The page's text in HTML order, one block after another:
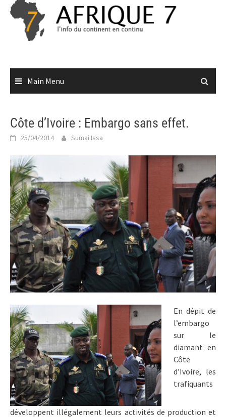
Skip
content
Main Menu
Côte d’Ivoire : Embargo sans effet.
25/04/2014 Sumai Issa
En dépit de
l’embargo
sur le
diamant en
Côte
d’Ivoire, les
trafiquants
développent illégalement leurs activités de production et